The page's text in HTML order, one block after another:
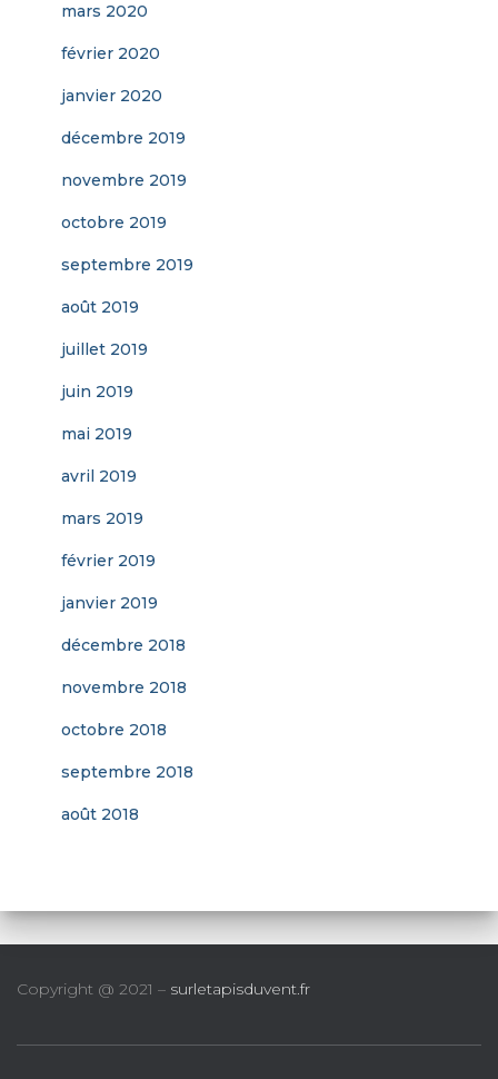
mars 2020
février 2020
janvier 2020
décembre 2019
novembre 2019
octobre 2019
septembre 2019
août 2019
juillet 2019
juin 2019
mai 2019
avril 2019
mars 2019
février 2019
janvier 2019
décembre 2018
novembre 2018
octobre 2018
septembre 2018
août 2018
Copyright @ 2021 – surletapisduvent.fr